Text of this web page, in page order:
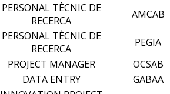
PERSONAL TÈCNIC DE
RECERCA
AMCAB
PERSONAL TÈCNIC DE
RECERCA
PEGIA
PROJECT MANAGER
OCSAB
DATA ENTRY
GABAA